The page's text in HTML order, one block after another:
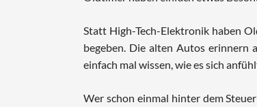
Statt High-Tech-Elektronik haben
begeben. Die alten Autos erinnern
einfach mal wissen, wie es sich
Wer schon einmal hinter dem